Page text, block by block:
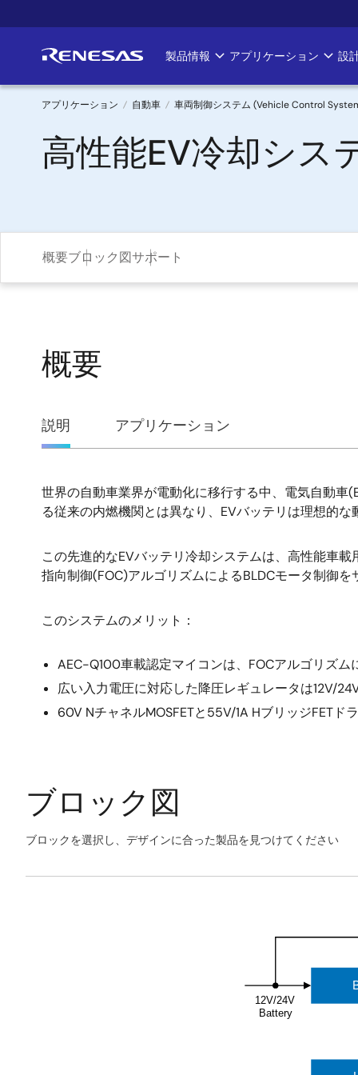
イ
ン
Main
navigation
製品情報 アプリケーション 設
パ
ン
ず
アプリケーション 自動車 車両制御システム (Vehicle Control
高性能EV冷却シス
概要ブロック図サポート
概要
概
説明 アプリケーション
説
世界の自動車業界が電動化に移行する中、電気自動
る従来の内燃機関とは異なり、EVバッテリは理想的
この先進的なEVバッテリ冷却システムは、高性能車
指向制御(FOC)アルゴリズムによるBLDCモータ制御
このシステムのメリット：
AEC-Q100車載認定マイコンは、FOCアルゴリズ
広い入力電圧に対応した降圧レギュレータは12V/
60V NチャネルMOSFETと55V/1A HブリッジFETド
ブロック図
ブロックを選択し、デザインに合った製品を見つけてください
interactive
12V/24V
Battery